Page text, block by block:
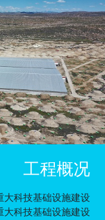
工程概况
科技基础设施建设
科技基础设施建设